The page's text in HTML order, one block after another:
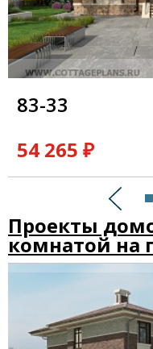
83-33
54 265 ₽
Проекты
комнатой на